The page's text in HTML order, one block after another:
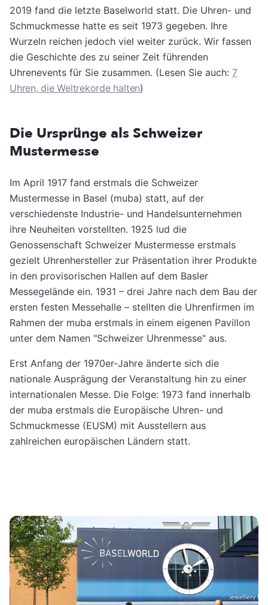
2019 fand die letzte Baselworld statt. Die Uhren- und
Schmuckmesse hatte es seit 1973 gegeben. Ihre
Wurzeln reichen jedoch viel weiter zurück. Wir fassen
die Geschichte des zu seiner Zeit führenden
Uhrenevents für Sie zusammen. (Lesen Sie auch: 7
Uhren, die Weltrekorde halten)
Die Ursprünge als Schweizer
Mustermesse
Im April 1917 fand erstmals die Schweizer
Mustermesse in Basel (muba) statt, auf der
verschiedenste Industrie- und Handelsunternehmen
ihre Neuheiten vorstellten. 1925 lud die
Genossenschaft Schweizer Mustermesse erstmals
gezielt Uhrenhersteller zur Präsentation ihrer Produkte
in den provisorischen Hallen auf dem Basler
Messegelände ein. 1931 – drei Jahre nach dem Bau der
ersten festen Messehalle – stellten die Uhrenfirmen im
Rahmen der muba erstmals in einem eigenen Pavillon
unter dem Namen "Schweizer Uhrenmesse" aus.
Erst Anfang der 1970er-Jahre änderte sich die
nationale Ausprägung der Veranstaltung hin zu einer
internationalen Messe. Die Folge: 1973 fand innerhalb
der muba erstmals die Europäische Uhren- und
Schmuckmesse (EUSM) mit Ausstellern aus
zahlreichen europäischen Ländern statt.